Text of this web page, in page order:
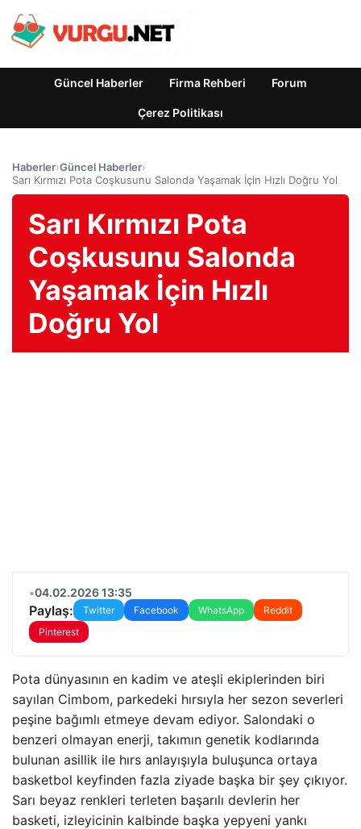
Güncel Haberler Firma Rehberi Forum
Çerez Politikası
Haberler›Güncel Haberler›
Sarı Kırmızı Pota Coşkusunu Salonda Yaşamak İçin Hızlı Doğru Yol
Sarı Kırmızı Pota
Coşkusunu Salonda
Yaşamak İçin Hızlı
Doğru Yol
•04.02.2026 13:35
Paylaş: Twitter Facebook WhatsApp
Reddit
Pinterest
Pota dünyasının en kadim ve ateşli ekiplerinden biri
sayılan Cimbom, parkedeki hırsıyla her sezon severleri
peşine bağımlı etmeye devam ediyor. Salondaki o
benzeri olmayan enerji, takımın genetik kodlarında
bulunan asillik ile hırs anlayışıyla buluşunca ortaya
basketbol keyfinden fazla ziyade başka bir şey çıkıyor.
Sarı beyaz renkleri terleten başarılı devlerin her
basketi, izleyicinin kalbinde başka yepyeni yankı